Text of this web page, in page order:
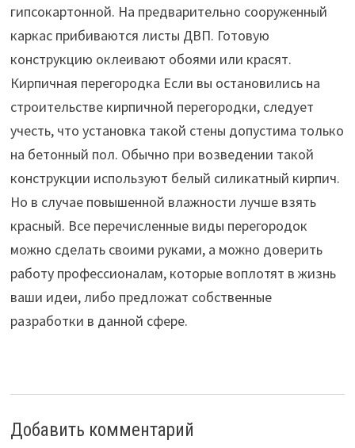
гипсокартонной. На предварительно сооруженный
каркас прибиваются листы ДВП. Готовую
конструкцию оклеивают обоями или красят.
Кирпичная перегородка Если вы остановились на
строительстве кирпичной перегородки, следует
учесть, что установка такой стены допустима только
на бетонный пол. Обычно при возведении такой
конструкции используют белый силикатный кирпич.
Но в случае повышенной влажности лучше взять
красный. Все перечисленные виды перегородок
можно сделать своими руками, а можно доверить
работу профессионалам, которые воплотят в жизнь
ваши идеи, либо предложат собственные
разработки в данной сфере.
Добавить комментарий